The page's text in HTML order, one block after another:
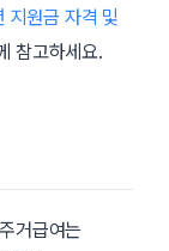
지원금 자격 및
참고하세요.
거급여는